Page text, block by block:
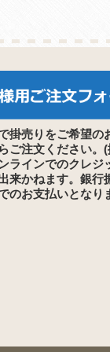
掛売りをご希望の
ご注文ください。
ラインでのクレジ
来かねます。銀行
のお支払いとなり